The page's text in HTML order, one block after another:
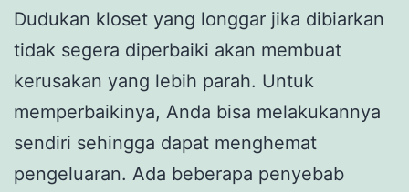
Dudukan kloset yang longgar jika dibiarkan
tidak segera diperbaiki akan membuat
kerusakan yang lebih parah. Untuk
memperbaikinya, Anda bisa melakukannya
sendiri sehingga dapat menghemat
pengeluaran. Ada beberapa penyebab